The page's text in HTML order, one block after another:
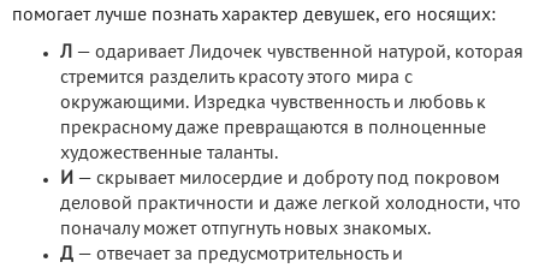
помогает лучше познать характер девушек, его носящих:
Л
— одаривает Лидочек чувственной натурой, которая
стремится разделить красоту этого мира с
окружающими. Изредка чувственность и любовь к
прекрасному даже превращаются в полноценные
художественные таланты.
И — скрывает милосердие и доброту под покровом
деловой практичности и даже легкой холодности, что
поначалу может отпугнуть новых знакомых.
Д — отвечает за предусмотрительность и